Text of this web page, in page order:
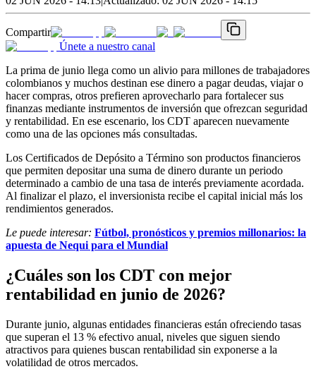
Compartir
Únete a nuestro canal
La prima de junio llega como un alivio para millones de trabajadores
colombianos y muchos destinan ese dinero a pagar deudas, viajar o
hacer compras, otros prefieren aprovecharlo para fortalecer sus
finanzas mediante instrumentos de inversión que ofrezcan seguridad
y rentabilidad. En ese escenario, los CDT aparecen nuevamente
como una de las opciones más consultadas.
Los Certificados de Depósito a Término son productos financieros
que permiten depositar una suma de dinero durante un periodo
determinado a cambio de una tasa de interés previamente acordada.
Al finalizar el plazo, el inversionista recibe el capital inicial más los
rendimientos generados.
Le puede interesar: Fútbol, pronósticos y premios millonarios: la
apuesta de Nequi para el Mundial
¿Cuáles son los CDT con mejor
rentabilidad en junio de 2026?
Durante junio, algunas entidades financieras están ofreciendo tasas
que superan el 13 % efectivo anual, niveles que siguen siendo
atractivos para quienes buscan rentabilidad sin exponerse a la
volatilidad de otros mercados.